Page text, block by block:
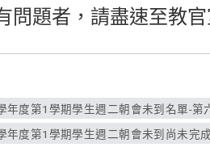
問題者，請盡速至教官
年度第1學期學生週二朝會未到名單-第
年度第1學期學生週二朝會未到尚未完